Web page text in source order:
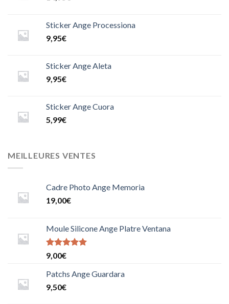
Sticker Ange Processiona
9,95€
Sticker Ange Aleta
9,95€
Sticker Ange Cuora
5,99€
MEILLEURES VENTES
Cadre Photo Ange Memoria
19,00€
Moule Silicone Ange Platre Ventana
Note
5.0000000000000000
sur 5
9,00€
Patchs Ange Guardara
9,50€